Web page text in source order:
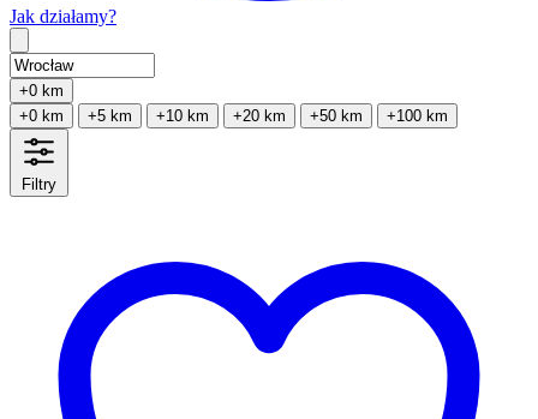
Jak działamy?
+0 km
+0 km
+5 km +10 km +20 km +50 km +100 km
Filtry